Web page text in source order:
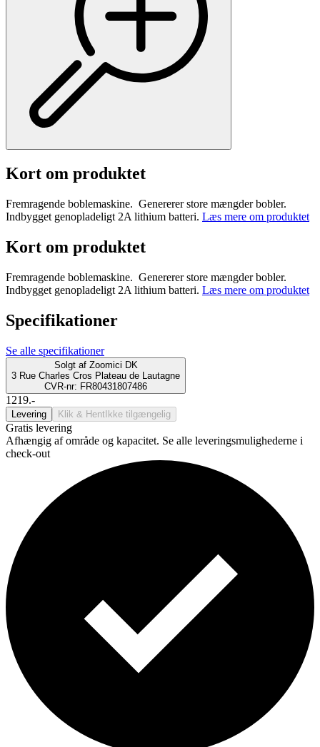
Kort om produktet
Fremragende boblemaskine. Genererer store mængder bobler.
Indbygget genopladeligt 2A lithium batteri. Læs mere om produktet
Kort om produktet
Fremragende boblemaskine. Genererer store mængder bobler.
Indbygget genopladeligt 2A lithium batteri. Læs mere om produktet
Specifikationer
Se alle specifikationer
Solgt af Zoomici DK
3 Rue Charles Cros Plateau de Lautagne
CVR-nr: FR80431807486
1219.-
Levering Klik & Hent Ikke tilgængelig
Gratis levering
Afhængig af område og kapacitet. Se alle leveringsmulighederne i
check-out